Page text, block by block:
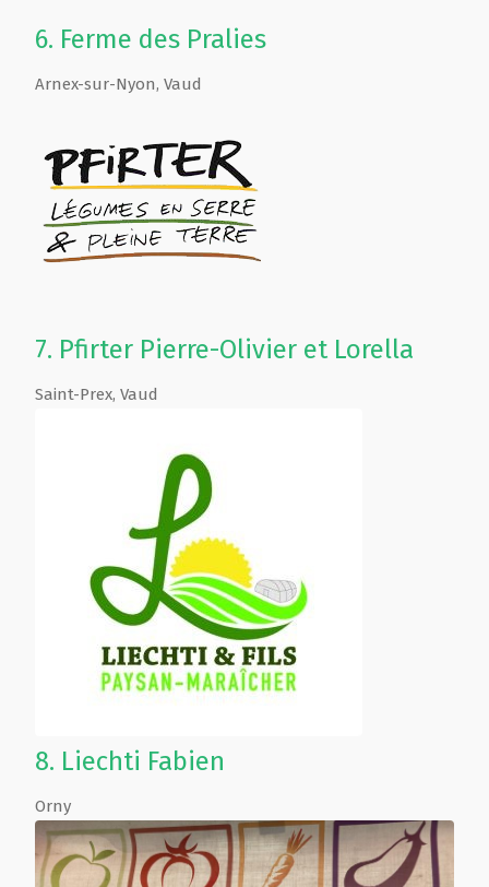
6. Ferme des Pralies
Arnex-sur-Nyon, Vaud
7. Pfirter Pierre-Olivier et Lorella
Saint-Prex, Vaud
8. Liechti Fabien
Orny